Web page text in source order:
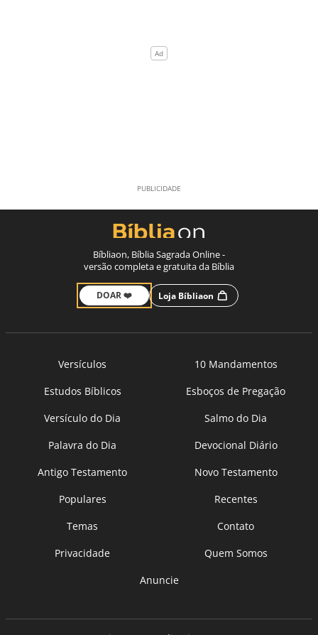
Bíbliaon, Bíblia Sagrada Online -
versão completa e gratuita da Bíblia
DOAR ❤️ Loja Bíbliaon
Versículos
10 Mandamentos
Estudos Bíblicos
Esboços de Pregação
Versículo do Dia
Salmo do Dia
Palavra do Dia
Devocional Diário
Antigo Testamento
Novo Testamento
Populares
Recentes
Temas
Contato
Privacidade
Quem Somos
Anuncie